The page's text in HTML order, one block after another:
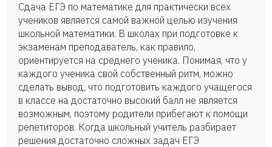
Сдача ЕГЭ по математике для практически всех
учеников является самой важной целью изучения
школьной математики. В школах при подготовке к
экзаменам преподаватель, как правило,
ориентируется на среднего ученика. Понимая, что у
каждого ученика свой собственный ритм, можно
сделать вывод, что подготовить каждого учащегося
в классе на достаточно высокий балл не является
возможным, поэтому родители прибегают к помощи
репетиторов. Когда школьный учитель разбирает
решения достаточно сложных задач ЕГЭ